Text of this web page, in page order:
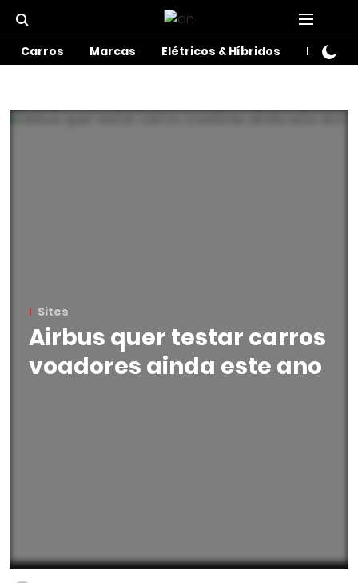
Carros Marcas Elétricos & Híbridos Motos
Sites
Airbus quer testar carros
voadores ainda este ano